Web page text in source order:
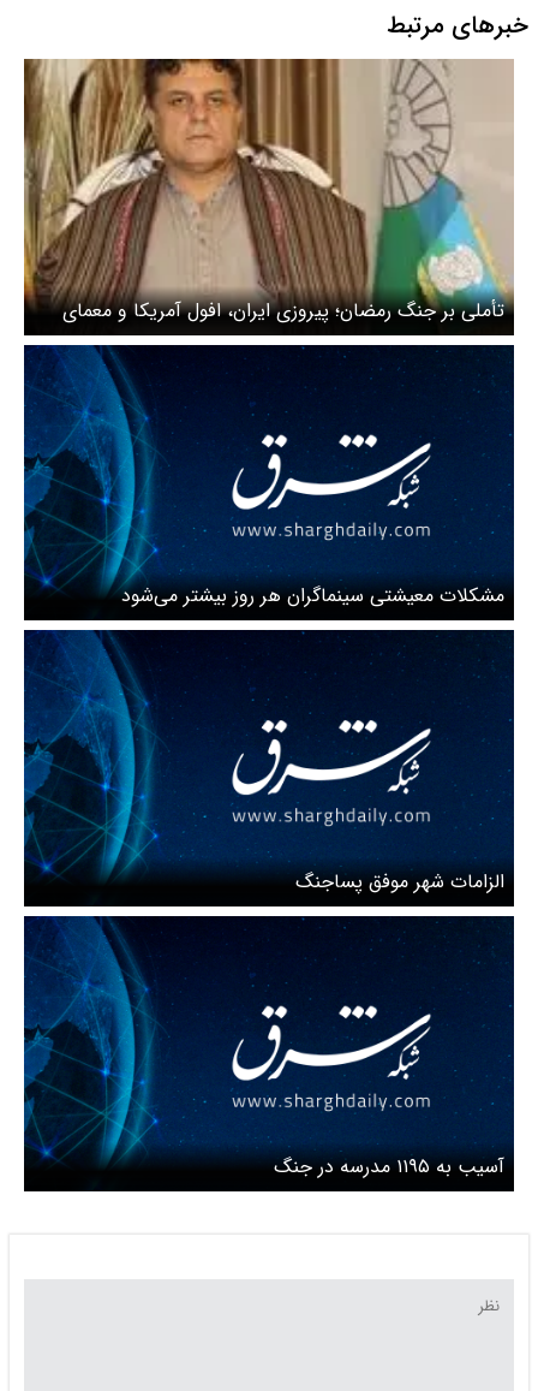
خبرهای مرتبط
تأملی بر جنگ رمضان؛ پیروزی ایران، افول آمریکا و معمای
اقتصاد پساجنگ
مشکلات معیشتی سینماگران هر روز بیشتر می‌شود
الزامات شهر موفق پساجنگ
آسیب به ۱۱۹۵ مدرسه در جنگ